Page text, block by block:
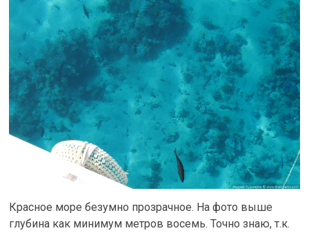
Красное море безумно прозрачное. На фото выше
глубина как минимум метров восемь. Точно знаю, т.к.